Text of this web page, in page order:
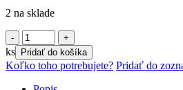
2 na sklade
množstvo
FLAMINGO
akvariová
dekoracia
BARRIE
ks Pridať do košíka
Koľko toho potrebujete? Pridať do